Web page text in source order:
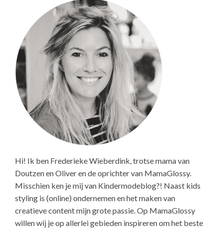
Hi! Ik ben Frederieke Wieberdink, trotse mama van
Doutzen en Oliver en de oprichter van MamaGlossy.
Misschien ken je mij van Kindermodeblog?! Naast kids
styling is (online) ondernemen en het maken van
creatieve content mijn grote passie. Op MamaGlossy
willen wij je op allerlei gebieden inspireren om het beste